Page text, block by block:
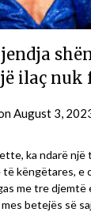
ilaç
August 3,
ka ndarë një
këngëtares, e
me tre djemtë
betejës së